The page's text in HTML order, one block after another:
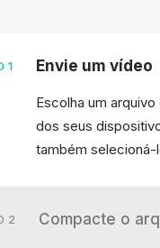
1 Envie um vídeo
Escolha um
dos seus
também selecioná-
2 Compacte o